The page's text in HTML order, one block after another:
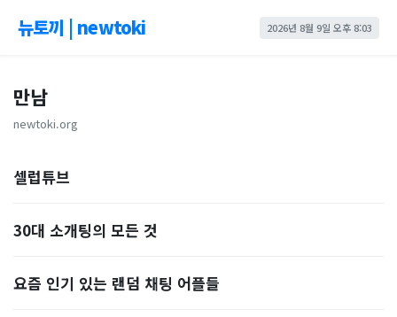
뉴토끼 | newtoki 2026년 8월 9일 오후 8:03
만남
newtoki.org
셀럽튜브
30대 소개팅의 모든 것
요즘 인기 있는 랜덤 채팅 어플들